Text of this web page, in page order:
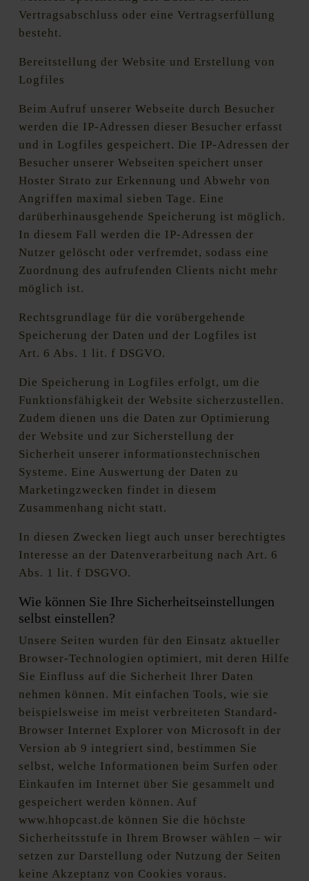
Vertragsabschluss oder eine Vertragserfüllung
besteht.
Bereitstellung der Website und Erstellung von
Logfiles
Beim Aufruf unserer Webseite durch Besucher
werden die IP-Adressen dieser Besucher erfasst
und in Logfiles gespeichert. Die IP-Adressen der
Besucher unserer Webseiten speichert unser
Hoster Strato zur Erkennung und Abwehr von
Angriffen maximal sieben Tage. Eine
darüberhinausgehende Speicherung ist möglich.
In diesem Fall werden die IP-Adressen der
Nutzer gelöscht oder verfremdet, sodass eine
Zuordnung des aufrufenden Clients nicht mehr
möglich ist.
Rechtsgrundlage für die vorübergehende
Speicherung der Daten und der Logfiles ist
Art. 6 Abs. 1 lit. f DSGVO.
Die Speicherung in Logfiles erfolgt, um die
Funktionsfähigkeit der Website sicherzustellen.
Zudem dienen uns die Daten zur Optimierung
der Website und zur Sicherstellung der
Sicherheit unserer informationstechnischen
Systeme. Eine Auswertung der Daten zu
Marketingzwecken findet in diesem
Zusammenhang nicht statt.
In diesen Zwecken liegt auch unser berechtigtes
Interesse an der Datenverarbeitung nach Art. 6
Abs. 1 lit. f DSGVO.
Wie können Sie Ihre Sicherheitseinstellungen
selbst einstellen?
Unsere Seiten wurden für den Einsatz aktueller
Browser-Technologien optimiert, mit deren Hilfe
Sie Einfluss auf die Sicherheit Ihrer Daten
nehmen können. Mit einfachen Tools, wie sie
beispielsweise im meist verbreiteten Standard-
Browser Internet Explorer von Microsoft in der
Version ab 9 integriert sind, bestimmen Sie
selbst, welche Informationen beim Surfen oder
Einkaufen im Internet über Sie gesammelt und
gespeichert werden können. Auf
www.hhopcast.de können Sie die höchste
Sicherheitsstufe in Ihrem Browser wählen – wir
setzen zur Darstellung oder Nutzung der Seiten
keine Akzeptanz von Cookies voraus.